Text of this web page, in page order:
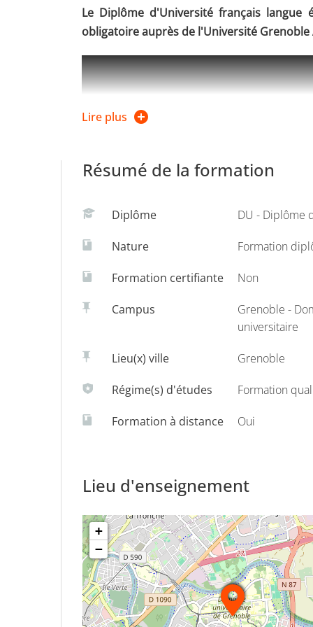
Le Diplôme d'Université français langue
obligatoire auprès de l'Université Grenoble
Le Diplôme d'Université FLE a pour objectif
à la didactique des langues et à la
Cette formation permet d'acquérir les
Didactique des langues parcours français
du DAEFLE (Alliance Française de Paris).
Lire plus
Résumé de la formation
Diplôme DU - Diplôme
Nature Formation
Formation certifiante Non
Campus
Grenoble -
universitaire
Lieu(x) ville Grenoble
Régime(s) d'études Formation
Formation à distance Oui
Lieu d'enseignement
+
−